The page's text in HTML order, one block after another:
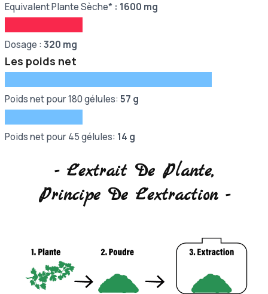
Equivalent Plante Sèche* : 1600 mg
Dosage : 320 mg
Les poids net
Poids net pour 180 gélules: 57 g
Poids net pour 45 gélules: 14 g
- L'extrait De Plante,
Principe De L'extraction -